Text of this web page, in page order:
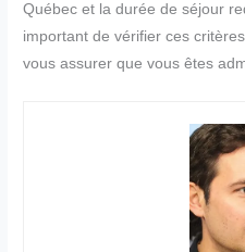
Québec et la durée de séjour
important de vérifier ces
vous assurer que vous êtes